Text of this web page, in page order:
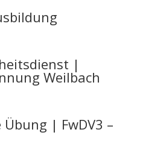
|
Weilbach
| FwDV3 –